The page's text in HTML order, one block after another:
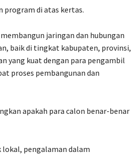
program di atas kertas.
jaringan dan hubungan
baik di tingkat kabupaten, provinsi,
yang kuat dengan para pengambil
proses pembangunan dan
apakah para calon benar-benar
pengalaman dalam